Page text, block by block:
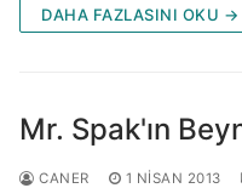
DAHA FAZLASINI OKU →
Mr. Spak'ın
CANER 1 NISAN 2013